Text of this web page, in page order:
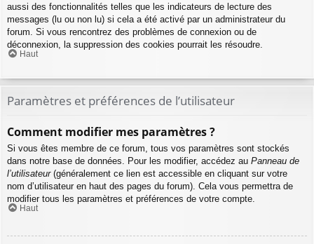
aussi des fonctionnalités telles que les indicateurs de lecture des
messages (lu ou non lu) si cela a été activé par un administrateur du
forum. Si vous rencontrez des problèmes de connexion ou de
déconnexion, la suppression des cookies pourrait les résoudre.
Haut
Paramètres et préférences de l’utilisateur
Comment modifier mes paramètres ?
Si vous êtes membre de ce forum, tous vos paramètres sont stockés
dans notre base de données. Pour les modifier, accédez au Panneau de
l’utilisateur(généralement ce lien est accessible en cliquant sur votre
nom d’utilisateur en haut des pages du forum). Cela vous permettra de
modifier tous les paramètres et préférences de votre compte.
Haut